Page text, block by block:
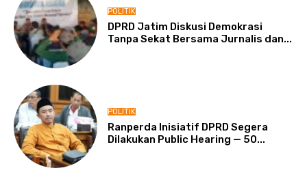
POLITIK
DPRD Jatim Diskusi Demokrasi
Tanpa Sekat Bersama Jurnalis dan...
POLITIK
Ranperda Inisiatif DPRD Segera
Dilakukan Public Hearing — 50...